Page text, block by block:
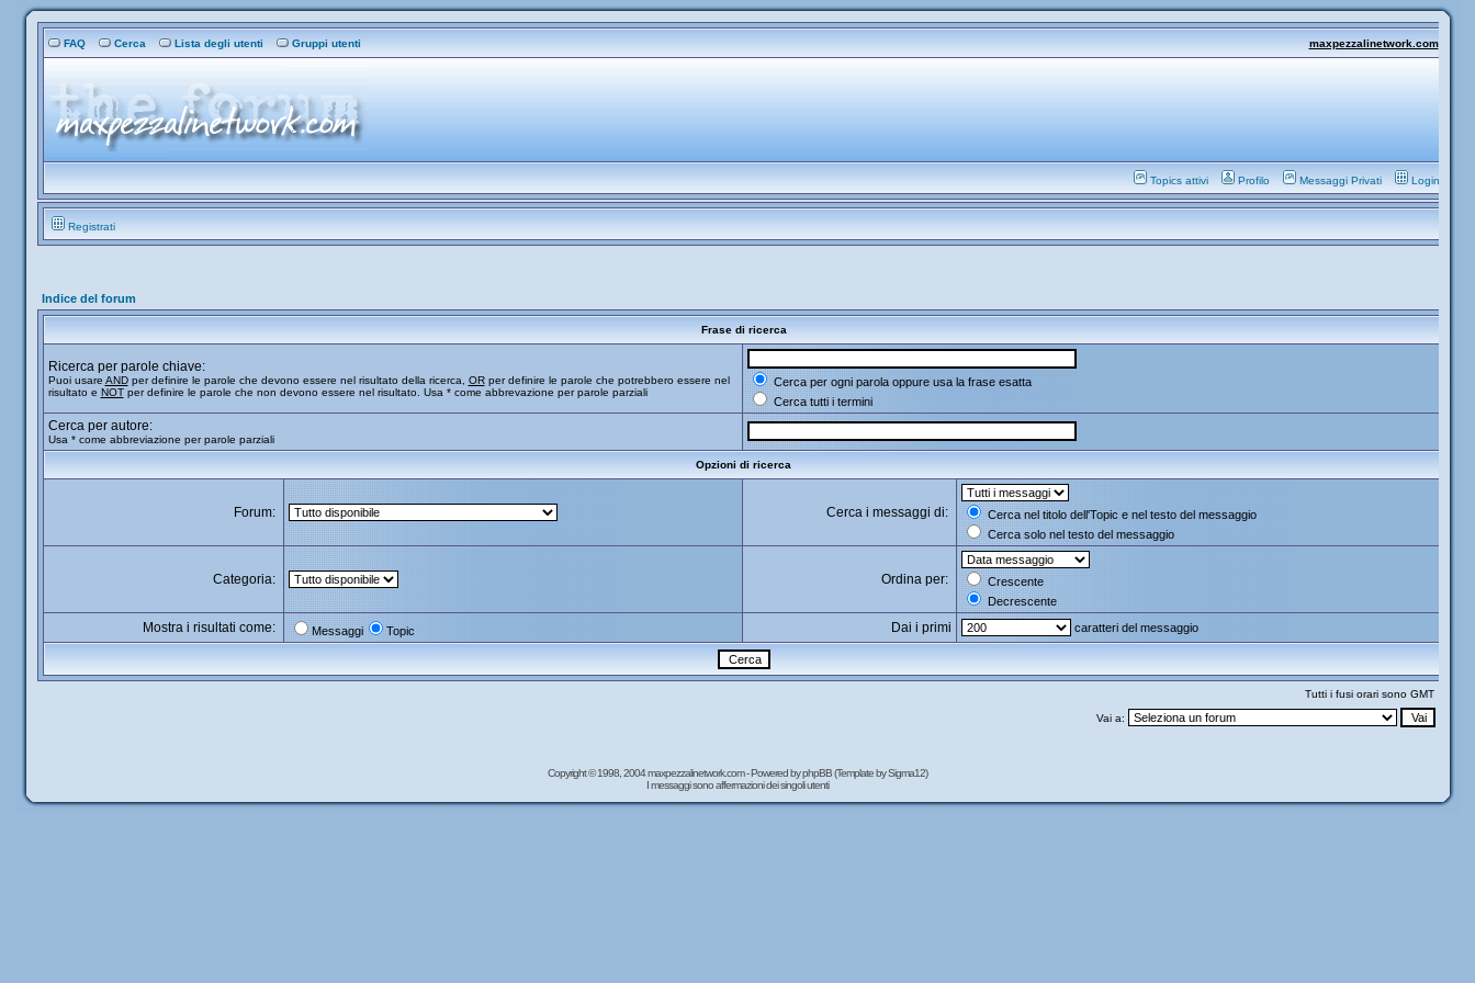
FAQ Cerca Lista degli utenti Gruppi utenti maxpezzalinetwork.com
Topics attivi Profilo Messaggi Privati Login
Registrati
Indice del forum
Frase di ricerca
Ricerca per parole chiave:
Puoi usare ANDper definire le parole che devono essere nel risultato della ricerca, ORper definire le parole che potrebbero essere nel
risultato e NOTper definire le parole che non devono essere nel risultato. Usa * come abbrevazione per parole parziali
Cerca per ogni parola oppure usa la frase esatta
Cerca tutti i termini
Cerca per autore:
Usa * come abbreviazione per parole parziali
Opzioni di ricerca
Forum: Cerca i messaggi di:
Cerca nel titolo dell'Topic e nel testo del messaggio
Cerca solo nel testo del messaggio
Categoria: Ordina per:
Crescente
Decrescente
Mostra i risultati come: Messaggi Topic Dai i primi caratteri del messaggio
Tutti i fusi orari sono GMT
Vai a:
Copyright © 1998, 2004 maxpezzalinetwork.com - Powered byphpBB(Template by Sigma12)
I messaggi sono affermazioni dei singoli utenti